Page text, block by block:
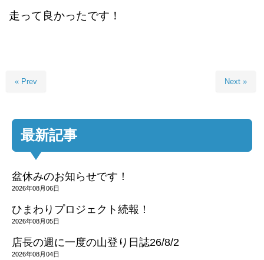
走って良かったです！
« Prev Next »
最新記事
盆休みのお知らせです！
2026年08月06日
ひまわりプロジェクト続報！
2026年08月05日
店長の週に一度の山登り日誌26/8/2
2026年08月04日